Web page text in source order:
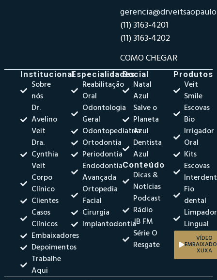
(11) 3163-4201
(11) 3163-4202
COMO CHEGAR
Institucional
Sobre
nós
Dr.
Avelino
Veit
Dra.
Cynthia
Veit
Corpo
Clínico
Clientes
Casos
Clínicos
Embaixadores
Depoimentos
Trabalhe
Aqui
Especialidades
Reabilitação
Oral
Odontologia
Geral
Odontopediatria
Ortodontia
Periodontia
Endodontia
Avançada
Ortopedia
Facial
Cirurgia
Implantodontia
Social
Natal
Azul
Salve o
Planeta
Azul
Dentista
Azul
Conteúdo
Dicas &
Notícias
Podcast
Rádio
JB FM
Série O
Resgate
Produtos
Veit
Smile
Escovas
Bio
Irrigador
Oral
Kits
Escovas
Fio
dental
Limpador
Lingual
VÍDEO
XUXA